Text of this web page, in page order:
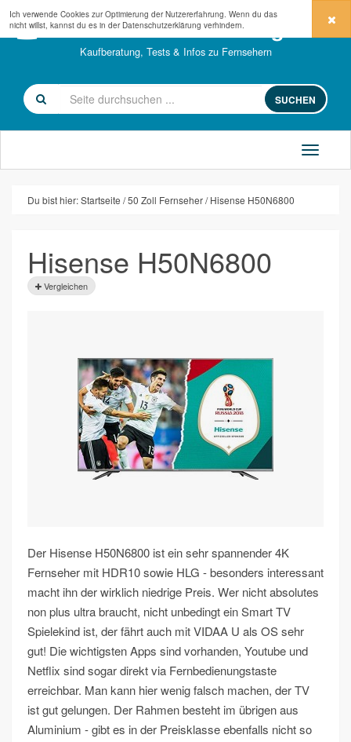
fernseher-kaufberatung.com
Kaufberatung, Tests & Infos zu Fernsehern
SUCHEN
Du bist hier:Startseite 50 Zoll Fernseher Hisense H50N6800
Hisense H50N6800
Vergleichen
Der Hisense H50N6800 ist ein sehr spannender 4K
Fernseher mit HDR10 sowie HLG - besonders interessant
macht ihn der wirklich niedrige Preis. Wer nicht absolutes
non plus ultra braucht, nicht unbedingt ein Smart TV
Spielekind ist, der fährt auch mit VIDAA U als OS sehr
gut! Die wichtigsten Apps sind vorhanden, Youtube und
Netflix sind sogar direkt via Fernbedienungstaste
erreichbar. Man kann hier wenig falsch machen, der TV
ist gut gelungen. Der Rahmen besteht im übrigen aus
Aluminium - gibt es in der Preisklasse ebenfalls nicht so
Ich verwende Cookies zur Optimierung der Nutzererfahrung. Wenn du das
nicht willst, kannst du es in der Datenschutzerklärung verhindern.